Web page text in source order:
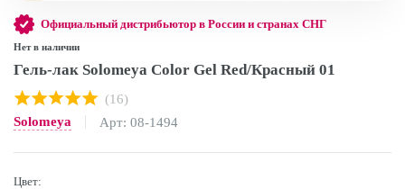
Официальный дистрибьютор в России и странах СНГ
Нет в наличии
Гель-лак Solomeya Color Gel Red/Красный 01
(16)
Solomeya
Арт: 08-1494
Цвет: